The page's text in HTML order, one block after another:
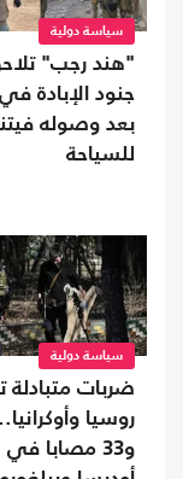
سياسة دولية
"هند رجب"
جنود الإبادة
بعد وصوله
للسياحة
سياسة دولية
ضربات متبادلة
روسيا
و33 مصابا في